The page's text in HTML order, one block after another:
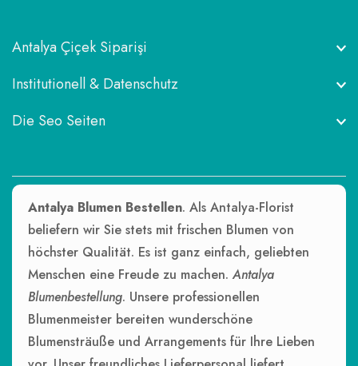
Antalya Çiçek Siparişi
Institutionell & Datenschutz
Die Seo Seiten
Antalya Blumen Bestellen. Als Antalya-Florist
beliefern wir Sie stets mit frischen Blumen von
höchster Qualität. Es ist ganz einfach, geliebten
Menschen eine Freude zu machen.Antalya
Blumenbestellung. Unsere professionellen
Blumenmeister bereiten wunderschöne
Blumensträuße und Arrangements für Ihre Lieben